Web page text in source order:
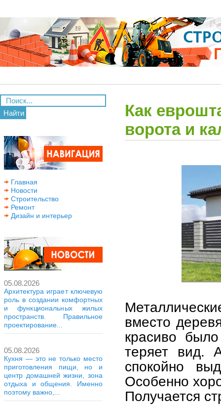
Найти
Главная
Новости
Строительство
Ремонт
Дизайн и интерьер
05.08.2026
Архитектура играет ключевую
роль в создании комфортных
и функциональных жилых
пространств. Правильное
проектирование...
05.08.2026
Кухня — это не только место
приготовления пищи, но и
центр домашней жизни, зона
отдыха и общения. Именно
поэтому важно,...
Как
ворота и
вместо
красиво
теряет
спокойно
Особенно
Получается